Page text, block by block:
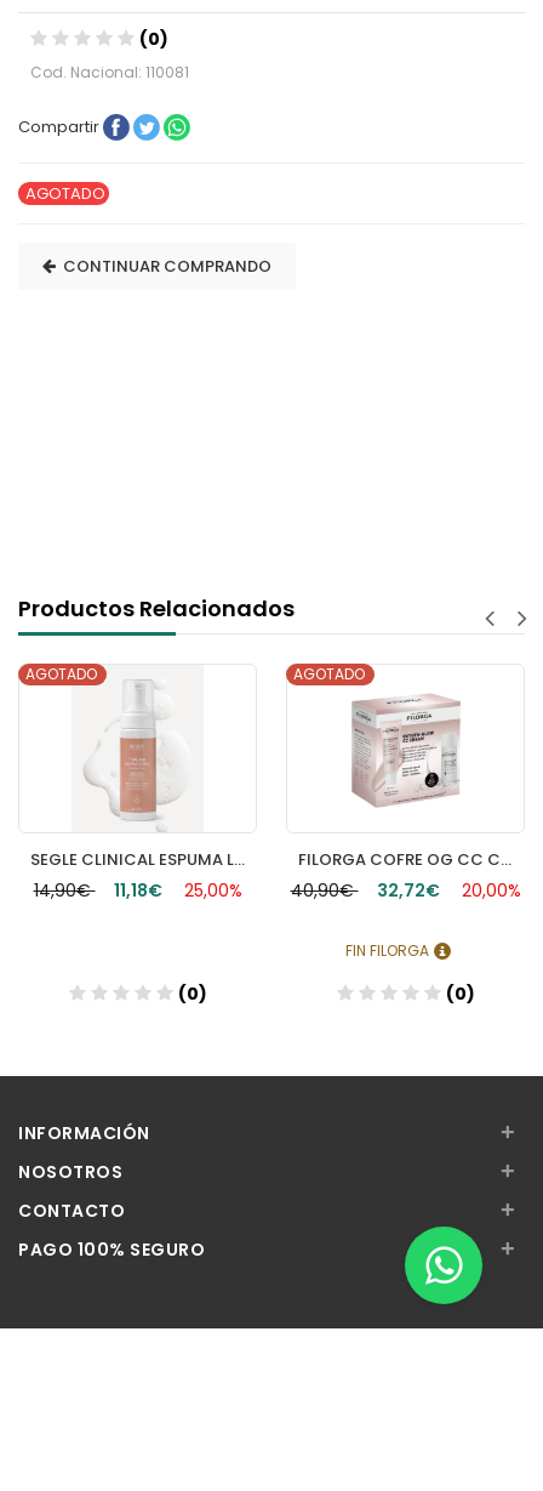
(0)
Cod. Nacional: 110081
Compartir
AGOTADO
CONTINUAR COMPRANDO
Productos Relacionados
SEGLE CLINICAL ESPUMA LIMPIADORA 1 ENVASE 150 ML
14,90€ 11,18€
AGOTADO
25,00%
(0)
FILORGA COFRE OG CC CREAM
40,90€ 32,72€
AGOTADO
20,00%
FIN FILORGA
(0)
INFORMACIÓN +
NOSOTROS +
CONTACTO +
PAGO 100% SEGURO +